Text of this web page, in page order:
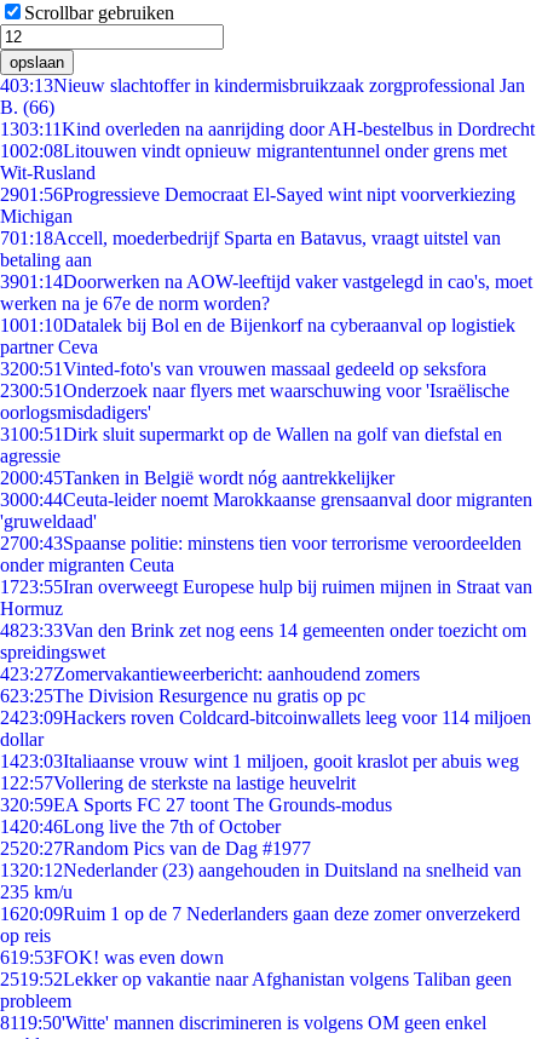
Scrollbar gebruiken
opslaan
403:13Nieuw slachtoffer in kindermisbruikzaak zorgprofessional Jan
B. (66)
1303:11Kind overleden na aanrijding door AH-bestelbus in Dordrecht
1002:08Litouwen vindt opnieuw migrantentunnel onder grens met
Wit-Rusland
2901:56Progressieve Democraat El-Sayed wint nipt voorverkiezing
Michigan
701:18Accell, moederbedrijf Sparta en Batavus, vraagt uitstel van
betaling aan
3901:14Doorwerken na AOW-leeftijd vaker vastgelegd in cao's, moet
werken na je 67e de norm worden?
1001:10Datalek bij Bol en de Bijenkorf na cyberaanval op logistiek
partner Ceva
3200:51Vinted-foto's van vrouwen massaal gedeeld op seksfora
2300:51Onderzoek naar flyers met waarschuwing voor 'Israëlische
oorlogsmisdadigers'
3100:51Dirk sluit supermarkt op de Wallen na golf van diefstal en
agressie
2000:45Tanken in België wordt nóg aantrekkelijker
3000:44Ceuta-leider noemt Marokkaanse grensaanval door migranten
'gruweldaad'
2700:43Spaanse politie: minstens tien voor terrorisme veroordeelden
onder migranten Ceuta
1723:55Iran overweegt Europese hulp bij ruimen mijnen in Straat van
Hormuz
4823:33Van den Brink zet nog eens 14 gemeenten onder toezicht om
spreidingswet
423:27Zomervakantieweerbericht: aanhoudend zomers
623:25The Division Resurgence nu gratis op pc
2423:09Hackers roven Coldcard-bitcoinwallets leeg voor 114 miljoen
dollar
1423:03Italiaanse vrouw wint 1 miljoen, gooit kraslot per abuis weg
1 22:57Vollering de sterkste na lastige heuvelrit
320:59EA Sports FC 27 toont The Grounds-modus
1420:46Long live the 7th of October
2520:27Random Pics van de Dag #1977
1320:12Nederlander (23) aangehouden in Duitsland na snelheid van
235 km/u
1620:09Ruim 1 op de 7 Nederlanders gaan deze zomer onverzekerd
op reis
619:53FOK! was even down
2519:52Lekker op vakantie naar Afghanistan volgens Taliban geen
probleem
8119:50'Witte' mannen discrimineren is volgens OM geen enkel